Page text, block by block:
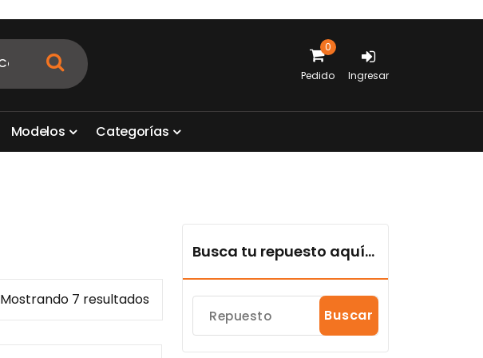
0
Pedido Ingresar
Modelos Categorías
Mostrando 7 resultadosSorted
popularity
Busca tu repuesto aquí...
Buscar